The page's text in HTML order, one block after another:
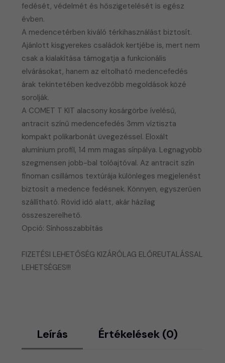
fedését, védelmét és hőszigetelését is egész
évben.
A medencetérben kiváló térkihasználást biztosít.
Ajánlott kisgyerekes családok kertjébe is, mert nem
csak a kialakítása támogatja a funkcionális
elvárásokat, hanem az eltolható medencefedés
árak tekintetében kedvezőbb megoldások közé
sorolják.
A COMET T KIT alacsony kosárgörbe ívelésű,
antracit színű medencefedés 3mm víztiszta
kompakt polikarbonát üvegezéssel. Eloxált
alumínium profil, 14 mm magas sínpálya. Legnagyobb
szegmensen jobb-bal tolóajtóval. Az antracit szín
finoman csillámos textúrája különleges megjelenést
biztosít a medence fedésnek. Könnyen, egyszerűen
szállítható. Rövid idő alatt, akár házilag
összeszerelhető.
​Opció: Sínhosszabbítás
FIZETÉSI LEHETŐSÉG KIZÁRÓLAG ELŐREUTALÁSSAL
LEHETSÉGES!!!
Leírás Értékelések (0)